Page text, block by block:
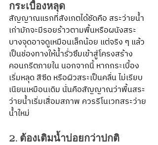
กระเบื้องหลุด
สัญญาณแรกที่สังเกตได้ชัดคือ สระว่ายน้ำ
เก่ามักจะมีรอยร้าวตามพื้นหรือผนังสระ
บางจุดอาจดูเหมือนเล็กน้อย แต่จริง ๆ แล้ว
เป็นช่องทางให้น้ำรั่วซึมเข้าสู่โครงสร้าง
คอนกรีตภายใน นอกจากนี้ หากกระเบื้อง
เริ่มหลุด สีซีด หรือผิวสระเป็นคลื่น ไม่เรียบ
เนียนเหมือนเดิม นั่นคือสัญญาณว่าพื้นสระ
ว่ายน้ำเริ่มเสื่อมสภาพ ควรรีโนเวทสระว่าย
น้ำใหม่
2. ต้องเติมน้ำบ่อยกว่าปกติ